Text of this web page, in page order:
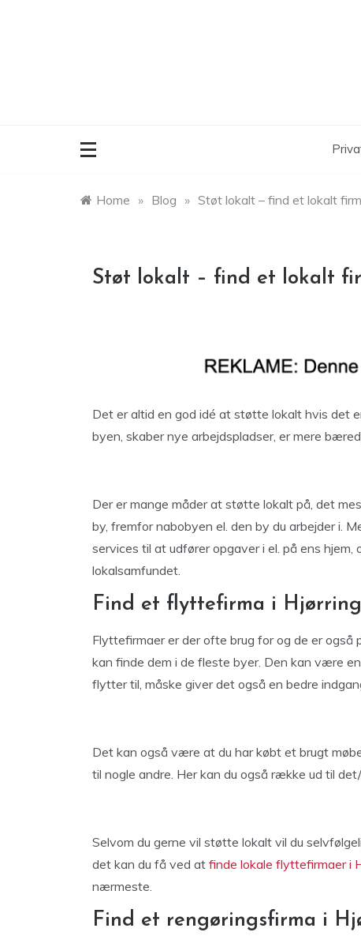
Home » Blog » Støt lokalt – find et lokalt
Støt lokalt – find et lokalt
Det er altid en god idé at støtte lokalt hvis det
byen, skaber nye arbejdspladser, er mere
Der er mange måder at støtte lokalt på, det
by, fremfor nabobyen el. den by du arbejder i.
services til at udfører opgaver i el. på ens
lokalsamfundet.
Find et flyttefirma i Hjørring
Flyttefirmaer er der ofte brug for og de er
kan finde dem i de fleste byer. Den kan være
flytter til, måske giver det også en bedre
Det kan også være at du har købt et brugt
til nogle andre. Her kan du også række ud til
Selvom du gerne vil støtte lokalt vil du
det kan du få ved at finde lokale flyttefirmaer i
nærmeste.
Find et rengøringsfirma i